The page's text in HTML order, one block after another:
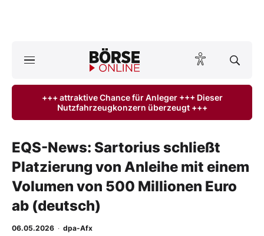
ktuelle Ausgabe BÖRSE ONLINE lesen
Finanz-Check
Abo & Shop
BO-Musterdepots
+++ attraktive Chance für Anleger +++ Dieser
Nutzfahrzeugkonzern überzeugt +++
EQS-News: Sartorius schließt
Platzierung von Anleihe mit einem
Volumen von 500 Millionen Euro
ab (deutsch)
06.05.2026 · dpa-Afx